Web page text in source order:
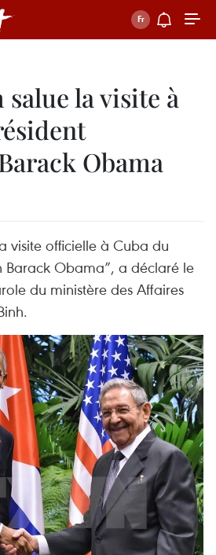
salue la visite à
Obama
visite officielle à Cuba du
Barack Obama”, a déclaré le
du ministère des Affaires